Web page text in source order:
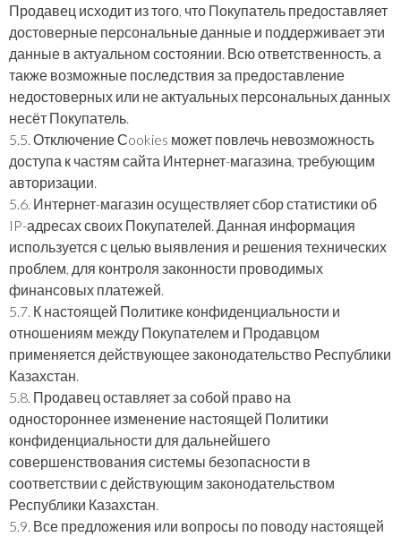
Продавец исходит из того, что Покупатель предоставляет
достоверные персональные данные и поддерживает эти
данные в актуальном состоянии. Всю ответственность, а
также возможные последствия за предоставление
недостоверных или не актуальных персональных данных
несёт Покупатель.
5.5. Отключение Сookies может повлечь невозможность
доступа к частям сайта Интернет-магазина, требующим
авторизации.
5.6. Интернет-магазин осуществляет сбор статистики об
IP-адресах своих Покупателей. Данная информация
используется с целью выявления и решения технических
проблем, для контроля законности проводимых
финансовых платежей.
5.7. К настоящей Политике конфиденциальности и
отношениям между Покупателем и Продавцом
применяется действующее законодательство Республики
Казахстан.
5.8. Продавец оставляет за собой право на
одностороннее изменение настоящей Политики
конфиденциальности для дальнейшего
совершенствования системы безопасности в
соответствии с действующим законодательством
Республики Казахстан.
5.9. Все предложения или вопросы по поводу настоящей